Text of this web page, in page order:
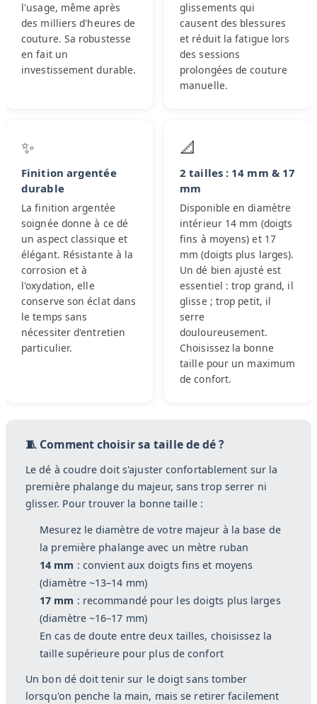
l'usage, même après
des milliers d'heures de
couture. Sa robustesse
en fait un
investissement durable.
glissements qui
causent des blessures
et réduit la fatigue lors
des sessions
prolongées de couture
manuelle.
✨
Finition argentée
durable
La finition argentée
soignée donne à ce dé
un aspect classique et
élégant. Résistante à la
corrosion et à
l'oxydation, elle
conserve son éclat dans
le temps sans
nécessiter d'entretien
particulier.
📐
2 tailles : 14 mm & 17
mm
Disponible en diamètre
intérieur 14 mm (doigts
fins à moyens) et 17
mm (doigts plus larges).
Un dé bien ajusté est
essentiel : trop grand, il
glisse ; trop petit, il
serre
douloureusement.
Choisissez la bonne
taille pour un maximum
de confort.
🧵 Comment choisir sa taille de dé ?
Le dé à coudre doit s'ajuster confortablement sur la
première phalange du majeur, sans trop serrer ni
glisser. Pour trouver la bonne taille :
Mesurez le diamètre de votre majeur à la base de
la première phalange avec un mètre ruban
14 mm : convient aux doigts fins et moyens
(diamètre ~13–14 mm)
17 mm : recommandé pour les doigts plus larges
(diamètre ~16–17 mm)
En cas de doute entre deux tailles, choisissez la
taille supérieure pour plus de confort
Un bon dé doit tenir sur le doigt sans tomber
lorsqu'on penche la main, mais se retirer facilement